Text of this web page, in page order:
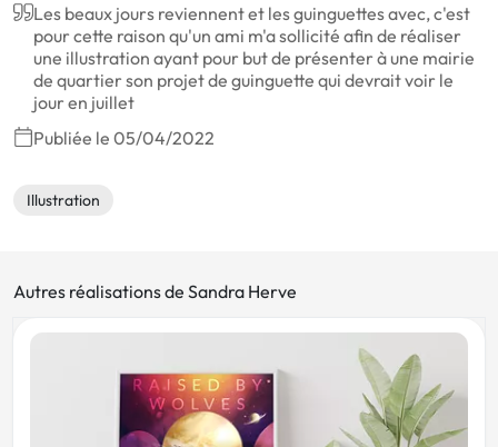
Les beaux jours reviennent et les guinguettes avec, c'est
pour cette raison qu'un ami m'a sollicité afin de réaliser
une illustration ayant pour but de présenter à une mairie
de quartier son projet de guinguette qui devrait voir le
jour en juillet
Publiée le 05/04/2022
Illustration
Autres réalisations de Sandra Herve